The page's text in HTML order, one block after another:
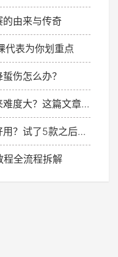
由来与传奇
代表为你划重点
伤怎么办？
篇文章让你找回信心！
之后我终于找到了答案！
程全流程拆解